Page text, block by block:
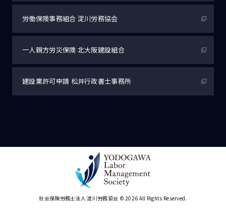
労働保険事務組合 淀川労務協会
一人親方労災保険 北大阪建設組合
建設業許可申請 松井行政書士事務所
社会保険労務士法人 淀川労務協会 © 2026 All Rights Reserved.